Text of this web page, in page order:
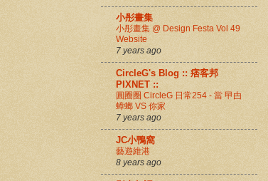
小彤畫集
小彤畫集 @ Design Festa Vol 49
Website
7 years ago
CircleG's Blog :: 痞客邦
PIXNET ::
圓圈圈 CircleG 日常254 - 當 曱甴
蟑螂 VS 你家
7 years ago
JC小鴨窩
藝遊維港
8 years ago